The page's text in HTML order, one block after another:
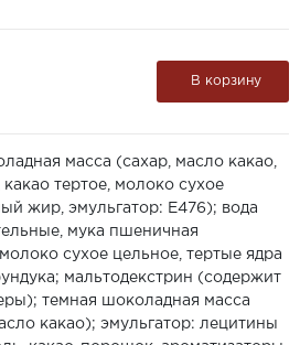
В корзину
масса (сахар, масло какао,
тертое, молоко сухое
жир, эмульгатор: Е476); вода
мука пшеничная
сухое цельное, тертые ядра
мальтодекстрин (содержит
темная шоколадная масса
какао); эмульгатор: лецитины